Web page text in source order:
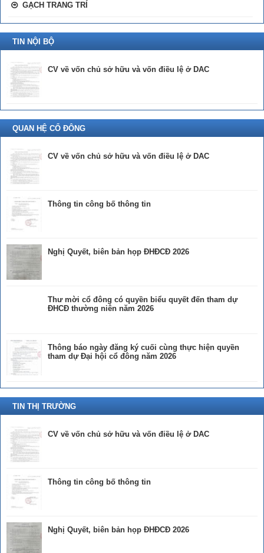
GẠCH TRANG TRÍ
TIN NỘI BỘ
CV về vốn chủ sở hữu và vốn điều lệ ở DAC
QUAN HỆ CỔ ĐÔNG
CV về vốn chủ sở hữu và vốn điều lệ ở DAC
Thông tin công bố thông tin
Nghị Quyết, biên bản họp ĐHĐCĐ 2026
Thư mời cổ đông có quyền biểu quyết đến tham dự
ĐHCĐ thường niên năm 2026
Thông báo ngày đăng ký cuối cùng thực hiện quyền
tham dự Đại hội cổ đông năm 2026
TIN THỊ TRƯỜNG
CV về vốn chủ sở hữu và vốn điều lệ ở DAC
Thông tin công bố thông tin
Nghị Quyết, biên bản họp ĐHĐCĐ 2026